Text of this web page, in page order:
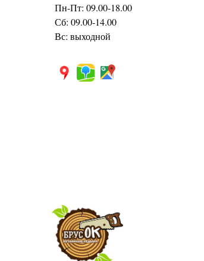
Пн-Пт: 09.00-18.00
Сб: 09.00-14.00
Вс: выходной